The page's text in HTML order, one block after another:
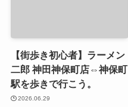
【街歩き初心者】ラーメン
二郎 神田神保町店⇔神保町
駅を歩きで行こう。
2026.06.29